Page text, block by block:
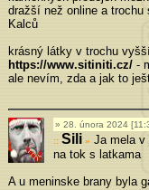
dražší než online a trochu
Kalců
krásný látky v trochu
https://www.sitiniti.cz/-
ale nevím, zda a jak to
28. února 2024
Sili » Ja mela v
na tok s latkama
A u meninske brany byla